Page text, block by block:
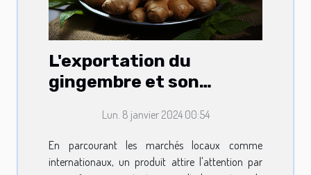
L'exportation du
gingembre et son
international
Lun. 8 janvier 2024 00:54
En parcourant les marchés locaux comme
internationaux, un produit attire l'attention par